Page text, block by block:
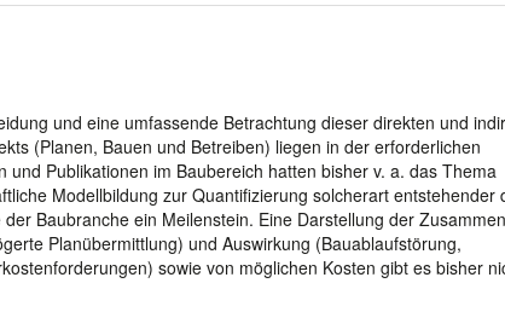
und eine umfassende Betrachtung dieser direkten und
(Planen, Bauen und Betreiben) liegen in der erforderlichen
Publikationen im Baubereich hatten bisher v. a. das Thema
Modellbildung zur Quantifizierung solcherart entstehender
Baubranche ein Meilenstein. Eine Darstellung der
Planübermittlung) und Auswirkung (Bauablaufstörung,
sowie von möglichen Kosten gibt es bisher